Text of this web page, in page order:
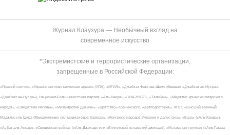
Журнал Клаузура — Необычный взгляд на
современное искусство
*Экстремистские и террористические организации,
запрещенные в Российской Федерации:
«Правый сектор», «Украинская повстанческая армия» (УПА), «ИГИЛ», «Джабхат Фатх аш-Шам» (бывшая «Джабхат ан-Нусра»,
«Джебхат ан-Нусра»), Национал-Большевистская партия, «Аль-Каида», «УНА-УНСО», «Талибан», «Меджлис крымско-татарского
народа», «Свидетели Иеговы», «Мизантропик Дивижн», «Братство» Корчинского, «Артподготовка», ЛГБТ, «Высший военный
Маджлисуль Шура Объединенных сил моджахедов Кавказа», «Конгресс народов Ичкерии и Дагестана», «База» («Аль-Каида»),
«Асбат аль-Ансар», «Священная война» («Аль-Джихад» или «Египетский исламский джихад»), «Исламская группа» («Аль-Гамаа